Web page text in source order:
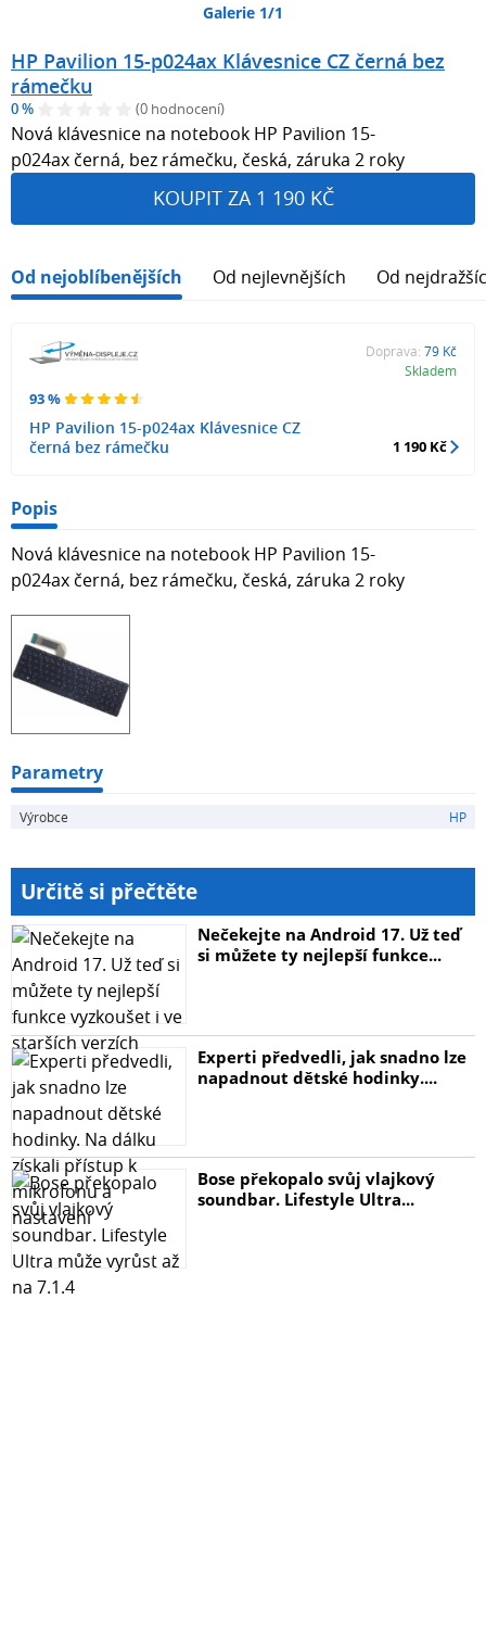
Galerie 1/1
HP Pavilion 15-p024ax Klávesnice CZ černá bez
rámečku
0 % (0 hodnocení)
Nová klávesnice na notebook HP Pavilion 15-
p024ax černá, bez rámečku, česká, záruka 2 roky
KOUPIT ZA 1 190 KČ
Od nejoblíbenějších Od nejlevnějších Od
93 %
HP Pavilion 15-p024ax Klávesnice CZ
černá bez rámečku
Doprava: 79 Kč
Skladem
1 190 Kč
Popis
Nová klávesnice na notebook HP Pavilion 15-
p024ax černá, bez rámečku, česká, záruka 2 roky
Parametry
Výrobce HP
Určitě si přečtěte
Nečekejte na Android 17. Už teď
si můžete ty nejlepší funkce...
Experti předvedli, jak snadno lze
napadnout dětské hodinky....
Bose překopalo svůj vlajkový
soundbar. Lifestyle Ultra...